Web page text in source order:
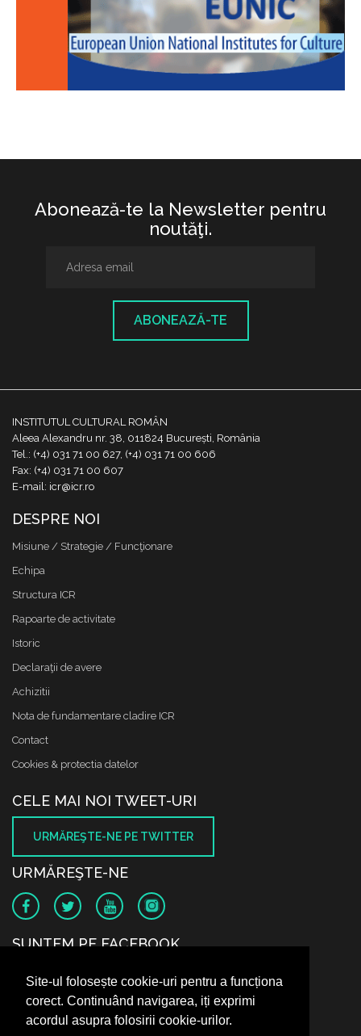
Site-ul folosește cookie-uri pentru a funcționa
corect. Continuând navigarea, iți exprimi
acordul asupra folosirii cookie-urilor.
Abonează-te la Newsletter pentru
noutăţi.
ABONEAZĂ-TE
INSTITUTUL CULTURAL ROMÂN
Aleea Alexandru nr. 38, 011824 București, România
Tel.: (+4) 031 71 00 627, (+4) 031 71 00 606
Fax: (+4) 031 71 00 607
E-mail: icr@icr.ro
DESPRE NOI
Misiune / Strategie / Funcţionare
Echipa
Structura ICR
Rapoarte de activitate
Istoric
Declaraţii de avere
Achizitii
Nota de fundamentare cladire ICR
Contact
Cookies & protectia datelor
CELE MAI NOI TWEET-URI
URMĂREŞTE-NE PE TWITTER
URMĂREŞTE-NE
SUNTEM PE FACEBOOK